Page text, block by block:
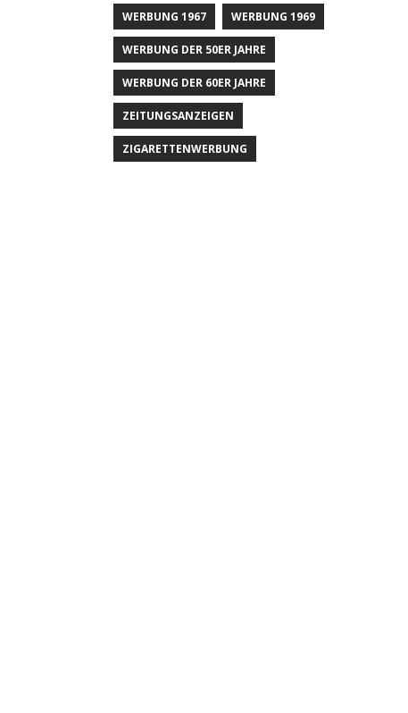
WERBUNG 1967 WERBUNG 1969
WERBUNG DER 50ER JAHRE
WERBUNG DER 60ER JAHRE
ZEITUNGSANZEIGEN
ZIGARETTENWERBUNG